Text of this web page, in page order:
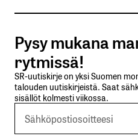
Tilaa
Lähetä kommentti
Pysy mukana
rytmissä!
SR-uutiskirje on yksi Suomen
talouden uutiskirjeistä. Saat
sisällöt kolmesti viikossa.